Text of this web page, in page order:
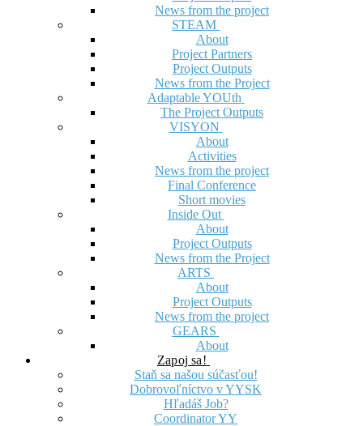
News from the project
STEAM
About
Project Partners
Project Outputs
News from the Project
Adaptable YOUth
The Project Outputs
VISYON
About
Activities
News from the project
Final Conference
Short movies
Inside Out
About
Project Outputs
News from the Project
ARTS
About
Project Outputs
News from the project
GEARS
About
Zapoj sa!
Staň sa našou súčasťou!
Dobrovoľníctvo v YYSK
Hľadáš Job?
Coordinator YY